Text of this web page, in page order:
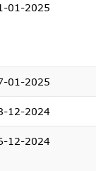
01-2025
01-2025
12-2024
12-2024